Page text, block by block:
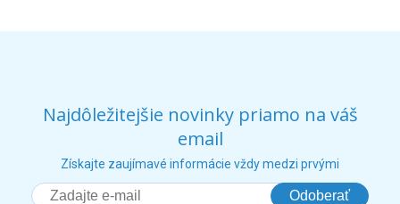
Najdôležitejšie novinky priamo na váš
email
Získajte zaujímavé informácie vždy medzi prvými
Odoberať